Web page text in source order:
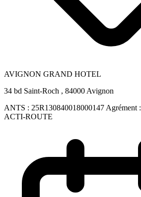
AVIGNON GRAND HOTEL
34 bd Saint-Roch , 84000 Avignon
ANTS : 25R130840018000147 Agrément :
ACTI-ROUTE